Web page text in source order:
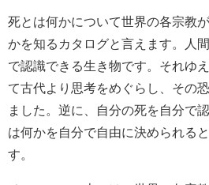
死とは何かについて世界の各宗教
かを知るカタログと言えます。人
で認識できる生き物です。それゆ
て古代より思考をめぐらし、その
ました。逆に、自分の死を自分で
は何かを自分で自由に決められる
す。